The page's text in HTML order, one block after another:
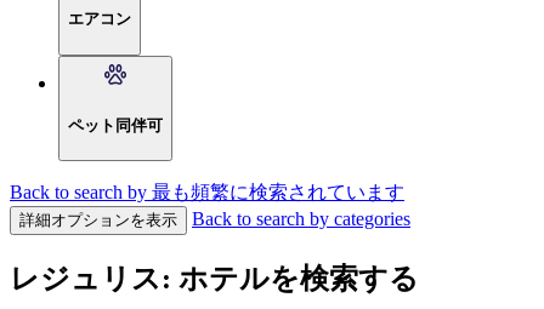
エアコン
ペット同伴可
Back to search by 最も頻繁に検索されています
詳細オプションを表示 Back to search by categories
レジュリス: ホテルを検索する